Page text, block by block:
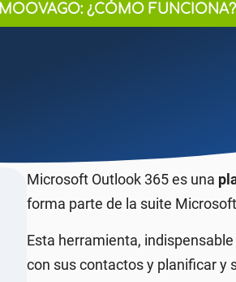
¿CÓMO FUNCIONA?
Microsoft Outlook 365 es una
forma parte de la suite
Esta herramienta,
con sus contactos y planificar y